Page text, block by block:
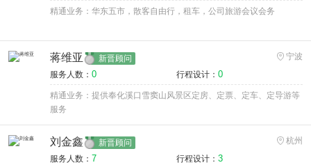
精通业务：华东五市，散客自由行，租车，公司旅游会议会务
蒋维亚 新晋顾问
宁波
服务人数： 0 行程设计： 0
精通业务：提供奉化溪口雪窦山风景区定房、定票、定车、定导游等
服务
刘金鑫 新晋顾问
杭州
服务人数： 7 行程设计： 3